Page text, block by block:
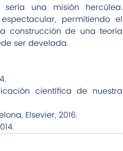
una misión hercúlea.
permitiendo el
construcción de una teoría
ser develada.
científica de nuestra
Elsevier, 2016.